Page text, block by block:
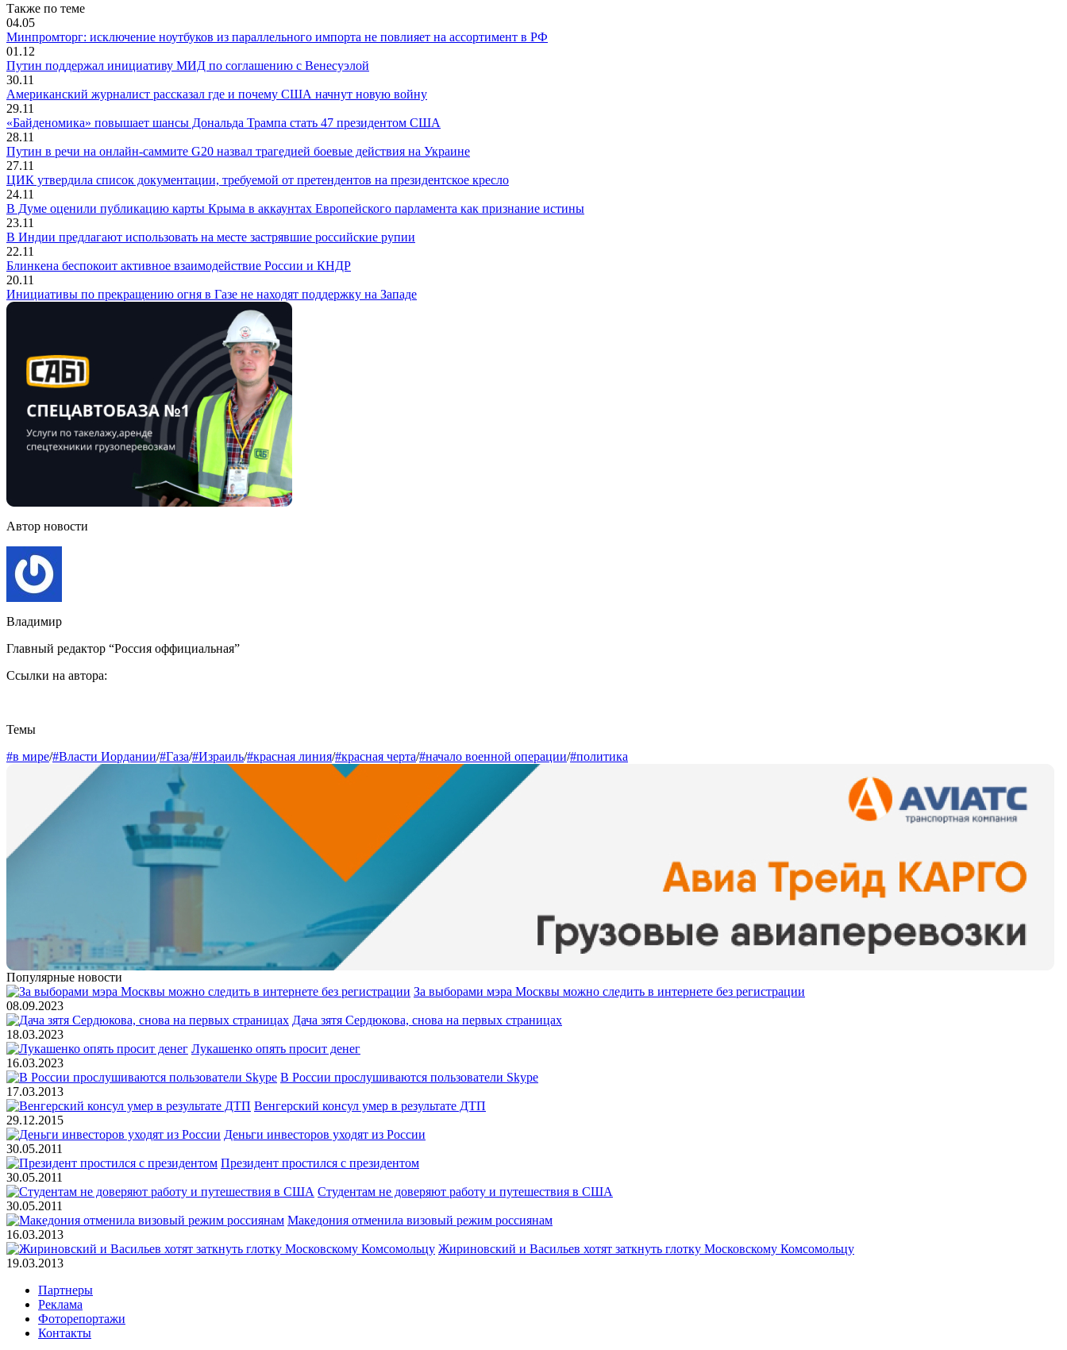
Также по теме
04.05
Минпромторг: исключение ноутбуков из параллельного импорта не повлияет на ассортимент в РФ
01.12
Путин поддержал инициативу МИД по соглашению с Венесуэлой
30.11
Американский журналист рассказал где и почему США начнут новую войну
29.11
«Байденомика» повышает шансы Дональда Трампа стать 47 президентом США
28.11
Путин в речи на онлайн-саммите G20 назвал трагедией боевые действия на Украине
27.11
ЦИК утвердила список документации, требуемой от претендентов на президентское кресло
24.11
В Думе оценили публикацию карты Крыма в аккаунтах Европейского парламента как признание истины
23.11
В Индии предлагают использовать на месте застрявшие российские рупии
22.11
Блинкена беспокоит активное взаимодействие России и КНДР
20.11
Инициативы по прекращению огня в Газе не находят поддержку на Западе
Автор новости
Владимир
Главный редактор “Россия оффициальная”
Ссылки на автора:
Темы
#в мире/#Власти Иордании/#Газа/#Израиль/#красная линия/#красная черта/#начало военной операции/#политика
Популярные новости
За выборами мэра Москвы можно следить в интернете без регистрации
08.09.2023
Дача зятя Сердюкова, снова на первых страницах
18.03.2023
Лукашенко опять просит денег
16.03.2023
В России прослушиваются пользователи Skype
17.03.2013
Венгерский консул умер в результате ДТП
29.12.2015
Деньги инвесторов уходят из России
30.05.2011
Президент простился с президентом
30.05.2011
Студентам не доверяют работу и путешествия в США
30.05.2011
Македония отменила визовый режим россиянам
16.03.2013
Жириновский и Васильев хотят заткнуть глотку Московскому Комсомольцу
19.03.2013
Партнеры
Реклама
Фоторепортажи
Контакты